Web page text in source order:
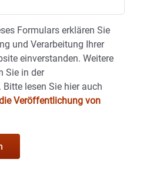
Formulars erklären Sie
und Verarbeitung Ihrer
einverstanden. Weitere
Sie in der
Bitte lesen Sie hier auch
Veröffentlichung von